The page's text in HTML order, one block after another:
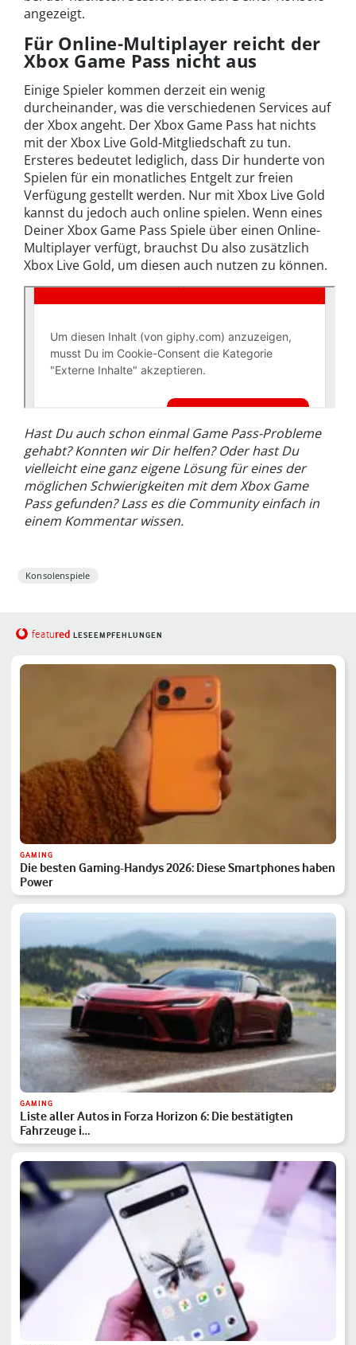
angezeigt.
Für Online-Multiplayer reicht der
Xbox Game Pass nicht aus
Einige Spieler kommen derzeit ein wenig
durcheinander, was die verschiedenen Services auf
der Xbox angeht. Der Xbox Game Pass hat nichts
mit der Xbox Live Gold-Mitgliedschaft zu tun.
Ersteres bedeutet lediglich, dass Dir hunderte von
Spielen für ein monatliches Entgelt zur freien
Verfügung gestellt werden. Nur mit Xbox Live Gold
kannst du jedoch auch online spielen. Wenn eines
Deiner Xbox Game Pass Spiele über einen Online-
Multiplayer verfügt, brauchst Du also zusätzlich
Xbox Live Gold, um diesen auch nutzen zu können.
Hast Du auch schon einmal Game Pass-Probleme
gehabt? Konnten wir Dir helfen? Oder hast Du
vielleicht eine ganz eigene Lösung für eines der
möglichen Schwierigkeiten mit dem Xbox Game
Pass gefunden? Lass es die Community einfach in
einem Kommentar wissen.
Konsolenspiele
featured LESEEMPFEHLUNGEN
GAMING
Die besten Gaming-Handys 2026: Diese Smartphones haben
Power
GAMING
Liste aller Autos in Forza Horizon 6: Die bestätigten
Fahrzeuge i…